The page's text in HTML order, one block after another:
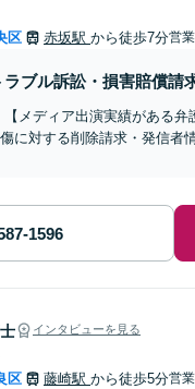
区 赤坂駅 から徒歩7分営
ラブル訴訟・損害賠償請
【メディア出演実績がある
に対する削除請求・発信者
インタビューを見る
区 藤崎駅 から徒歩5分営